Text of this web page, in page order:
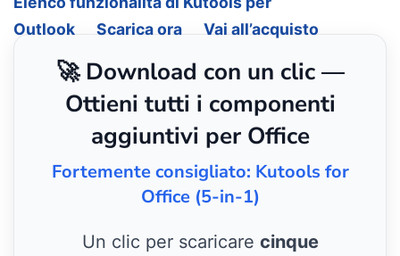
Outlook
Scarica ora Vai all’acquisto
🚀 Download con un clic —
Ottieni tutti i componenti
aggiuntivi per Office
Fortemente consigliato: Kutools for
Office (5-in-1)
Un clic per scaricare cinque